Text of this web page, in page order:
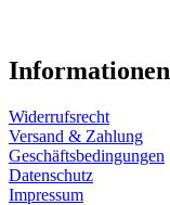
Informationen
Widerrufsrecht
Versand & Zahlung
Geschäftsbedingungen
Datenschutz
Impressum